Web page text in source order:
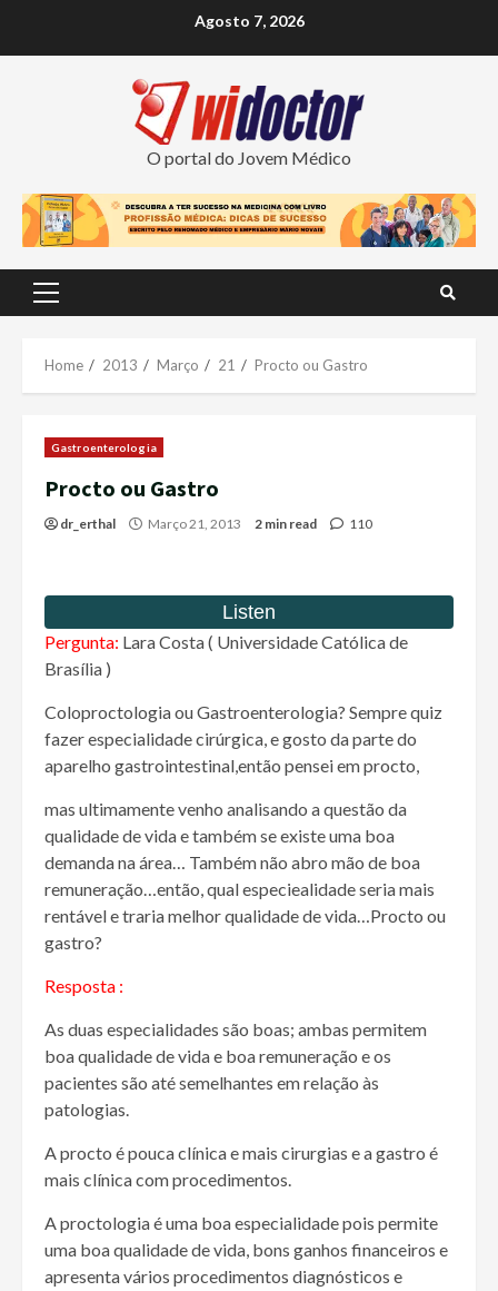
Agosto 7, 2026
O portal do Jovem Médico
Primary
Home 2013 Março 21 Procto ou Gastro
Gastroenterologia
Procto ou Gastro
dr_erthal Março 21, 2013 2 min read 110
Pergunta: Lara Costa ( Universidade Católica de
Brasília )
Coloproctologia ou Gastroenterologia? Sempre quiz
fazer especialidade cirúrgica, e gosto da parte do
aparelho gastrointestinal,então pensei em procto,
mas ultimamente venho analisando a questão da
qualidade de vida e também se existe uma boa
demanda na área… Também não abro mão de boa
remuneração…então, qual especiealidade seria mais
rentável e traria melhor qualidade de vida…Procto ou
gastro?
Resposta :
As duas especialidades são boas; ambas permitem
boa qualidade de vida e boa remuneração e os
pacientes são até semelhantes em relação às
patologias.
A procto é pouca clínica e mais cirurgias e a gastro é
mais clínica com procedimentos.
A proctologia é uma boa especialidade pois permite
uma boa qualidade de vida, bons ganhos financeiros e
apresenta vários procedimentos diagnósticos e